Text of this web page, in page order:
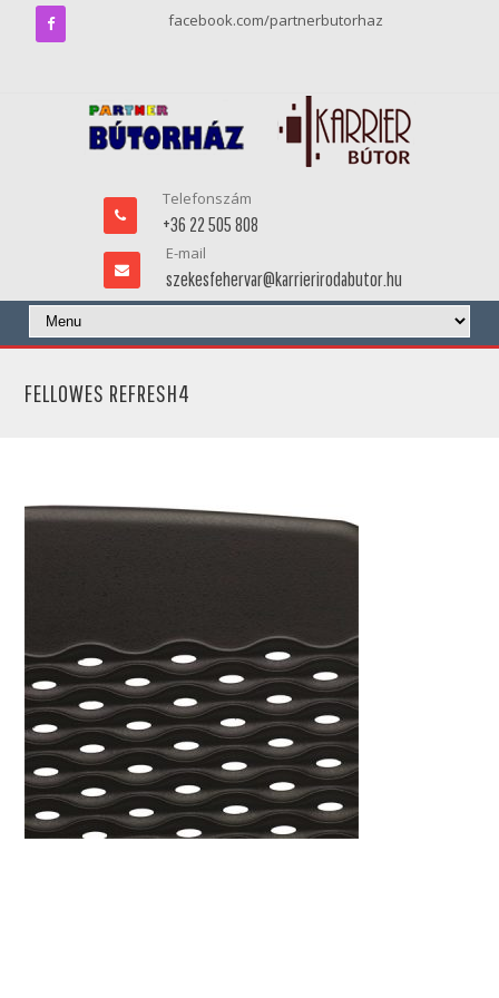
facebook.com/partnerbutorhaz
Telefonszám
+36 22 505 808
E-mail
szekesfehervar@karrierirodabutor.hu
FELLOWES REFRESH4